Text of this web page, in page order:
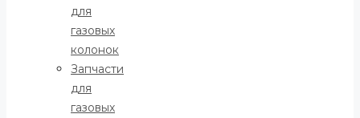
для
газовых
колонок
Запчасти
для
газовых